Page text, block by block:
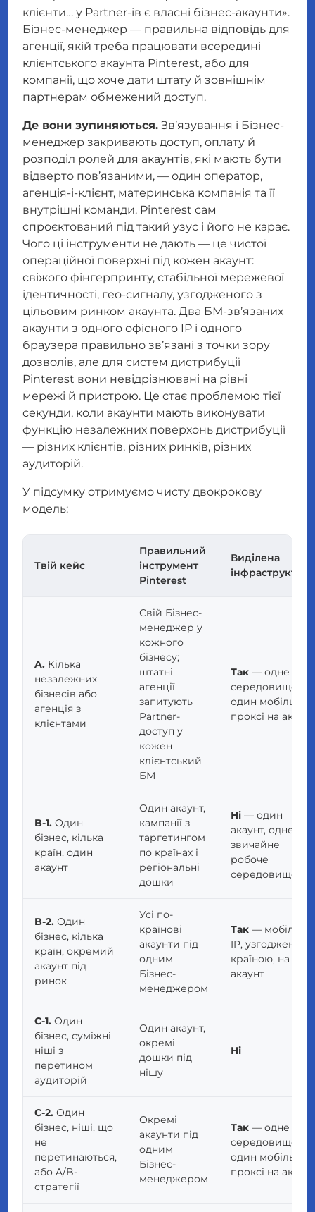
клієнти… у Partner-ів є власні бізнес-акаунти».
Бізнес-менеджер — правильна відповідь для
агенції, якій треба працювати всередині
клієнтського акаунта Pinterest, або для
компанії, що хоче дати штату й зовнішнім
партнерам обмежений доступ.
Де вони зупиняються. Зв’язування і Бізнес-
менеджер закривають доступ, оплату й
розподіл ролей для акаунтів, які мають бути
відверто пов’язаними, — один оператор,
агенція-і-клієнт, материнська компанія та її
внутрішні команди. Pinterest сам
спроєктований під такий узус і його не карає.
Чого ці інструменти не дають — це чистої
операційної поверхні під кожен акаунт:
свіжого фінгерпринту, стабільної мережевої
ідентичності, гео-сигналу, узгодженого з
цільовим ринком акаунта. Два БМ-зв’язаних
акаунти з одного офісного IP і одного
браузера правильно зв’язані з точки зору
дозволів, але для систем дистрибуції
Pinterest вони невідрізнювані на рівні
мережі й пристрою. Це стає проблемою тієї
секунди, коли акаунти мають виконувати
функцію незалежних поверхонь дистрибуції
— різних клієнтів, різних ринків, різних
аудиторій.
У підсумку отримуємо чисту двокрокову
модель:
Твій кейс
Правильний
інструмент
Pinterest
Виділена
A. Кілька
незалежних
бізнесів або
агенція з
клієнтами
Свій Бізнес-
менеджер у
кожного
бізнесу;
штатні
агенції
запитують
Partner-
доступ у
кожен
клієнтський
БМ
Так — одне
середовище +
один мобільний
проксі на акаунт
B-1. Один
бізнес, кілька
країн, один
акаунт
Один акаунт,
кампанії з
таргетингом
по країнах і
регіональні
дошки
Ні — один
акаунт, одне
звичайне
робоче
середовище
B-2. Один
бізнес, кілька
країн, окремий
акаунт під
ринок
Усі по-
країнові
акаунти під
одним
Бізнес-
менеджером
Так —
IP, узгоджений
країною, на
акаунт
C-1. Один
бізнес, суміжні
ніші з
перетином
аудиторій
Один акаунт,
окремі
дошки під
нішу
Ні
C-2. Один
бізнес, ніші, що
не
перетинаються,
або A/B-
стратегії
Окремі
акаунти під
одним
Бізнес-
менеджером
Так — одне
середовище +
один мобільний
проксі на акаунт